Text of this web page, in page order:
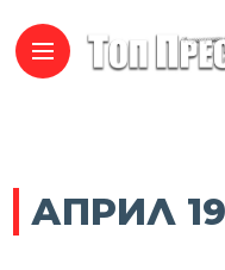
АПРИЛ